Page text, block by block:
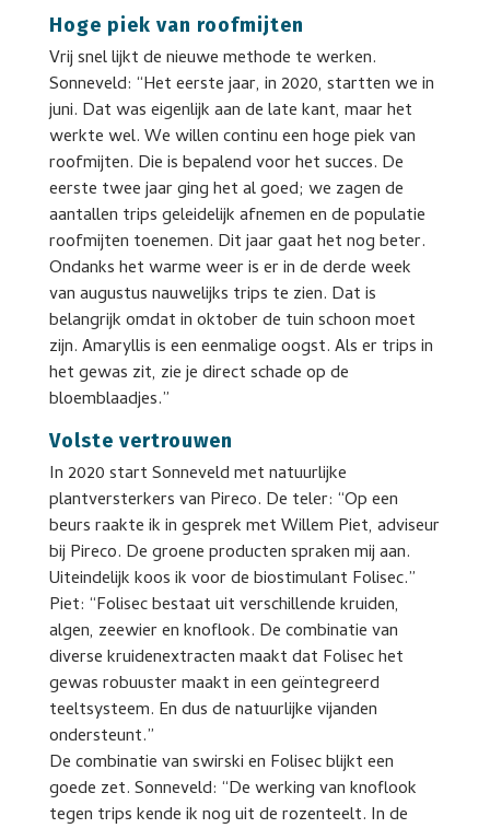
Hoge piek van roofmijten
Vrij snel lijkt de nieuwe methode te werken.
Sonneveld: “Het eerste jaar, in 2020, startten we in
juni. Dat was eigenlijk aan de late kant, maar het
werkte wel. We willen continu een hoge piek van
roofmijten. Die is bepalend voor het succes. De
eerste twee jaar ging het al goed; we zagen de
aantallen trips geleidelijk afnemen en de populatie
roofmijten toenemen. Dit jaar gaat het nog beter.
Ondanks het warme weer is er in de derde week
van augustus nauwelijks trips te zien. Dat is
belangrijk omdat in oktober de tuin schoon moet
zijn. Amaryllis is een eenmalige oogst. Als er trips in
het gewas zit, zie je direct schade op de
bloemblaadjes.”
Volste vertrouwen
In 2020 start Sonneveld met natuurlijke
plantversterkers van Pireco. De teler: “Op een
beurs raakte ik in gesprek met Willem Piet, adviseur
bij Pireco. De groene producten spraken mij aan.
Uiteindelijk koos ik voor de biostimulant Folisec.”
Piet: “Folisec bestaat uit verschillende kruiden,
algen, zeewier en knoflook. De combinatie van
diverse kruidenextracten maakt dat Folisec het
gewas robuuster maakt in een geïntegreerd
teeltsysteem. En dus de natuurlijke vijanden
ondersteunt.”
De combinatie van swirski en Folisec blijkt een
goede zet. Sonneveld: “De werking van knoflook
tegen trips kende ik nog uit de rozenteelt. In de